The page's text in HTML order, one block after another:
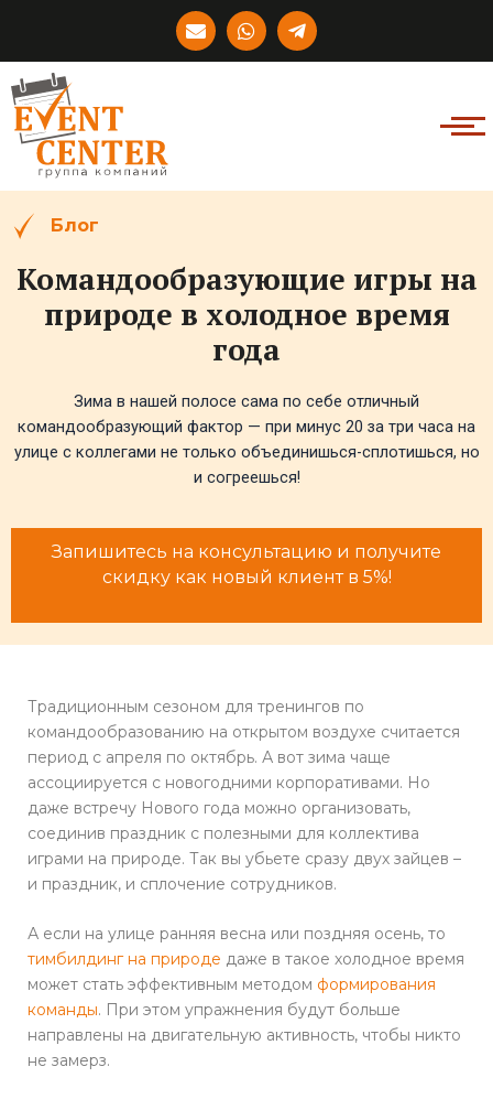
содержимому
E
n
v
W
h
a
T
e
l
p
e
Блог
Командообразующие игры на
природе в холодное время
года
Зима в нашей полосе сама по себе отличный
командообразующий фактор — при минус 20 за три часа на
улице с коллегами не только объединишься-сплотишься, но
и согреешься!
Запишитесь на консультацию и получите
скидку как новый клиент в 5%!
Традиционным сезоном для тренингов по
командообразованию на открытом воздухе считается
период с апреля по октябрь. А вот зима чаще
ассоциируется с новогодними корпоративами. Но
даже встречу Нового года можно организовать,
соединив праздник с полезными для коллектива
играми на природе. Так вы убьете сразу двух зайцев –
и праздник, и сплочение сотрудников.
А если на улице ранняя весна или поздняя осень, то
тимбилдинг на природе даже в такое холодное время
может стать эффективным методом формирования
команды. При этом упражнения будут больше
направлены на двигательную активность, чтобы никто
не замерз.